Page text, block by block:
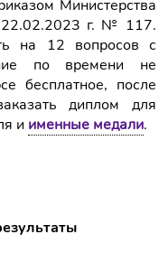
Министерства
22.02.2023 г. № 117.
на 12 вопросов с
по времени не
бесплатное, после
диплом для
и именные медали.